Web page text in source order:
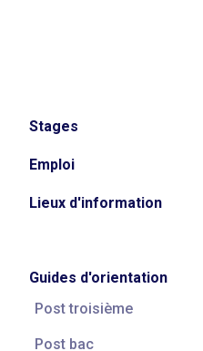
Stages
Emploi
Lieux d'information
Guides d'orientation
Post troisième
Post bac